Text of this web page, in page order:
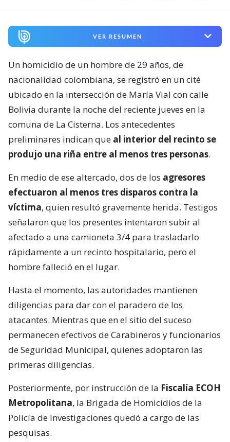
VER RESUMEN
Un homicidio de un hombre de 29 años, de
nacionalidad colombiana, se registró en un cité
ubicado en la intersección de María Vial con calle
Bolivia durante la noche del reciente jueves en la
comuna de La Cisterna. Los antecedentes
preliminares indican que al interior del recinto se
produjo una riña entre al menos tres personas.
En medio de ese altercado, dos de los agresores
efectuaron al menos tres disparos contra la
víctima, quien resultó gravemente herida. Testigos
señalaron que los presentes intentaron subir al
afectado a una camioneta 3/4 para trasladarlo
rápidamente a un recinto hospitalario, pero el
hombre falleció en el lugar.
Hasta el momento, las autoridades mantienen
diligencias para dar con el paradero de los
atacantes. Mientras que en el sitio del suceso
permanecen efectivos de Carabineros y funcionarios
de Seguridad Municipal, quienes adoptaron las
primeras diligencias.
Posteriormente, por instrucción de la Fiscalía ECOH
Metropolitana, la Brigada de Homicidios de la
Policía de Investigaciones quedó a cargo de las
pesquisas.